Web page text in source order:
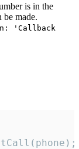
is in the
be made.
'Callback